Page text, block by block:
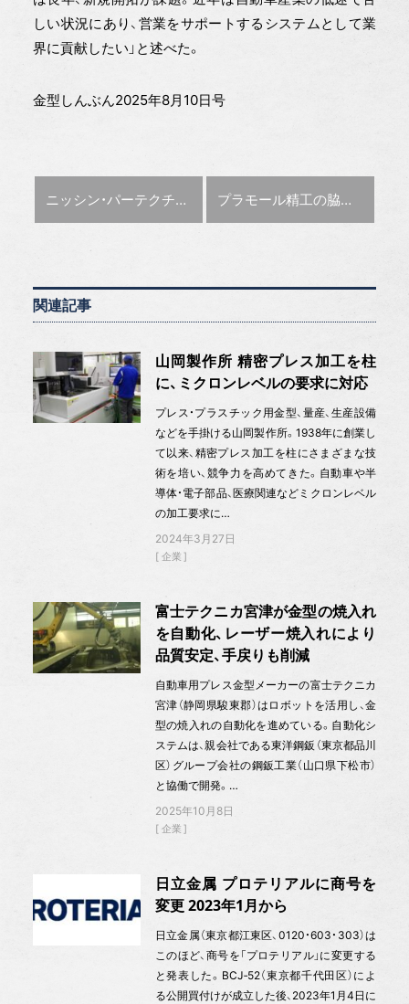
しい状況にあり、営業をサポートするシステムとして業
界に貢献したい」と述べた。
金型しんぶん2025年8月10日号
前の記事 :
ニッシン・パーテクチュアル パンチ寿命を2〜3倍に向上 次の記事 :
プラモール精工の脇山社長が講演 無停止成形による省人化
関連記事
山岡製作所 精密プレス加工を柱
に、ミクロンレベルの要求に対応
プレス・プラスチック用金型、量産、生産設備
などを手掛ける山岡製作所。1938年に創業し
て以来、精密プレス加工を柱にさまざまな技
術を培い、競争力を高めてきた。自動車や半
導体・電子部品、医療関連などミクロンレベル
の加工要求に…
2024年3月27日
企業
富士テクニカ宮津が金型の焼入れ
を自動化、レーザー焼入れにより
品質安定、手戻りも削減
自動車用プレス金型メーカーの富士テクニカ
宮津（静岡県駿東郡）はロボットを活用し、金
型の焼入れの自動化を進めている。自動化シ
ステムは、親会社である東洋鋼鈑（東京都品川
区）グループ会社の鋼鈑工業（山口県下松市）
と協働で開発。…
2025年10月8日
企業
日立金属 プロテリアルに商号を
変更 2023年1月から
日立金属（東京都江東区、0120・603・303）は
このほど、商号を「プロテリアル」に変更する
と発表した。BCJ‐52（東京都千代田区）によ
る公開買付けが成立した後、2023年1月4日に